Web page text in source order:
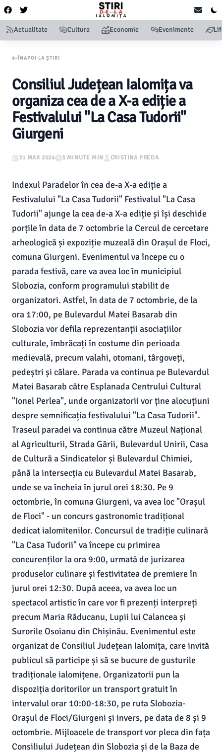
Actualitate Cultura Economie Evenimente
ÎNAPOI LA ȘTIRI
Consiliul Județean Ialomița va
organiza cea de a X-a ediție a
Festivalului "La Casa Tudorii"
Giurgeni
31 MAR 2024 3 MINUTE MIN CRISTINA PREDA
Indexul Paradelor în cea de-a X-a ediție a
Festivalului "La Casa Tudorii" Festivalul "La Casa
Tudorii" ajunge la cea de-a X-a ediție și își deschide
porțile în data de 7 octombrie la Cercul de cercetare
arheologică și expoziție muzeală din Orașul de Floci,
comuna Giurgeni. Evenimentul va începe cu o
parada festivă, care va avea loc în municipiul
Slobozia, conform programului stabilit de
organizatori. Astfel, în data de 7 octombrie, de la
ora 17:00, pe Bulevardul Matei Basarab din
Slobozia vor defila reprezentanții asociațiilor
culturale, îmbrăcați în costume din perioada
medievală, precum valahi, otomani, târgoveți,
pedeștri și călare. Parada va continua pe Bulevardul
Matei Basarab către Esplanada Centrului Cultural
"Ionel Perlea", unde organizatorii vor ține alocuțiuni
despre semnificația festivalului "La Casa Tudorii".
Traseul paradei va continua către Muzeul Național
al Agriculturii, Strada Gării, Bulevardul Unirii, Casa
de Cultură a Sindicatelor și Bulevardul Chimiei,
până la intersecția cu Bulevardul Matei Basarab,
unde se va încheia în jurul orei 18:30. Pe 9
octombrie, în comuna Giurgeni, va avea loc "Orașul
de Floci" - un concurs gastronomic tradițional
dedicat ialomitenilor. Concursul de tradiție culinară
"La Casa Tudorii" va începe cu primirea
concurenților la ora 9:00, urmată de jurizarea
produselor culinare și festivitatea de premiere în
jurul orei 12:30. După aceea, va avea loc un
spectacol artistic în care vor fi prezenți interpreți
precum Maria Răducanu, Lupii lui Calancea și
Surorile Osoianu din Chișinău. Evenimentul este
organizat de Consiliul Județean Ialomița, care invită
publicul să participe și să se bucure de gusturile
tradiționale ialomițene. Organizatorii pun la
dispoziția doritorilor un transport gratuit în
intervalul orar 10:00-18:30, pe ruta Slobozia-
Orașul de Floci/Giurgeni și invers, pe data de 8 și 9
octombrie. Mijloacele de transport vor pleca din fața
Consiliului Județean din Slobozia și de la Baza de